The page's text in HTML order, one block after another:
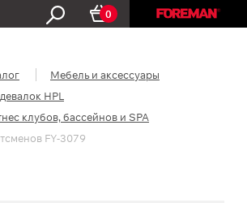
0
Мебель и аксессуары
HPL
клубов, бассейнов и SPA
FY-3079